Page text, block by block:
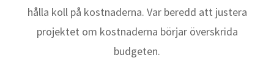
hålla koll på kostnaderna. Var beredd att justera
projektet om kostnaderna börjar överskrida
budgeten.